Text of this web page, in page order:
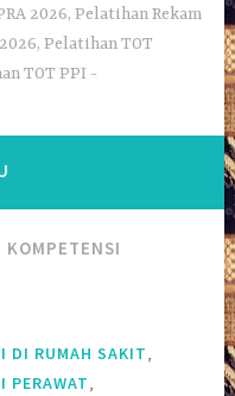
2026, Pelatihan Rekam
Pelatihan TOT
TOT PPI
KOMPETENSI
DI RUMAH SAKIT,
PERAWAT,